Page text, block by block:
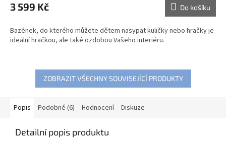
3 599 Kč Do košíku
Bazének, do kterého můžete dětem nasypat kuličky nebo hračky je
ideální hračkou, ale také ozdobou Vašeho interiéru.
ZOBRAZIT VŠECHNY SOUVISEJÍCÍ PRODUKTY
Popis Podobné (6) Hodnocení Diskuze
Detailní popis produktu